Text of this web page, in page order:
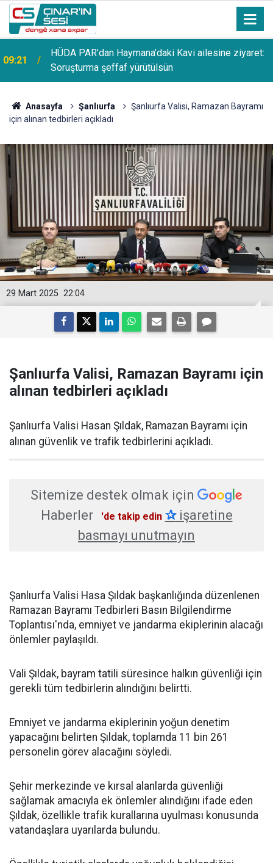
09:21
HÜDA PAR’dan Haymana’daki Kavi ailesine ziyaret:
Soruşturma şeffaf yürütülsün
Anasayfa Şanlıurfa
Şanlıurfa Valisi, Ramazan Bayramı
için alınan tedbirleri açıkladı
22:04
29 Mart 2025
Şanlıurfa Valisi, Ramazan Bayramı için
alınan tedbirleri açıkladı
Şanlıurfa Valisi Hasan Şıldak, Ramazan Bayramı için
alınan güvenlik ve trafik tedbirlerini açıkladı.
Sitemize destek olmak için
Haberler
'de takip edin ✰işaretine
basmayı unutmayın
Şanlıurfa Valisi Hasa Şıldak başkanlığında düzenlenen
Ramazan Bayramı Tedbirleri Basın Bilgilendirme
Toplantısı'nda, emniyet ve jandarma ekiplerinin alacağı
önlemler paylaşıldı.
Vali Şıldak, bayram tatili süresince halkın güvenliği için
gerekli tüm tedbirlerin alındığını belirtti.
Emniyet ve jandarma ekiplerinin yoğun denetim
yapacağını belirten Şıldak, toplamda 11 bin 261
personelin görev alacağını söyledi.
Şehir merkezinde ve kırsal alanlarda güvenliği
sağlamak amacıyla ek önlemler alındığını ifade eden
Şıldak, özellikle trafik kurallarına uyulması konusunda
vatandaşlara uyarılarda bulundu.